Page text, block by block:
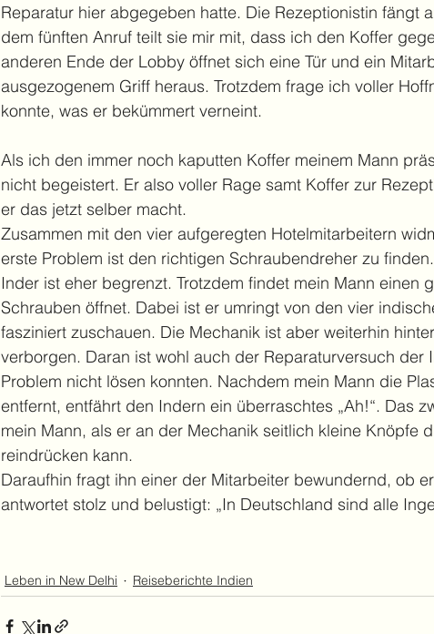
Reparatur hier abgegeben hatte. Die Rezeptionistin fängt
dem fünften Anruf teilt sie mir mit, dass ich den Koffer
anderen Ende der Lobby öffnet sich eine Tür und ein
ausgezogenem Griff heraus. Trotzdem frage ich voller
konnte, was er bekümmert verneint.
Als ich den immer noch kaputten Koffer meinem Mann
nicht begeistert. Er also voller Rage samt Koffer zur
er das jetzt selber macht.
Zusammen mit den vier aufgeregten Hotelmitarbeitern
erste Problem ist den richtigen Schraubendreher zu
Inder ist eher begrenzt. Trotzdem findet mein Mann einen
Schrauben öffnet. Dabei ist er umringt von den vier
fasziniert zuschauen. Die Mechanik ist aber weiterhin
verborgen. Daran ist wohl auch der Reparaturversuch der
Problem nicht lösen konnten. Nachdem mein Mann die
entfernt, entfährt den Indern ein überraschtes „Ah!“. Das
mein Mann, als er an der Mechanik seitlich kleine Knöpfe
reindrücken kann.
Daraufhin fragt ihn einer der Mitarbeiter bewundernd, ob
antwortet stolz und belustigt: „In Deutschland sind alle
Leben in New Delhi Reiseberichte Indien